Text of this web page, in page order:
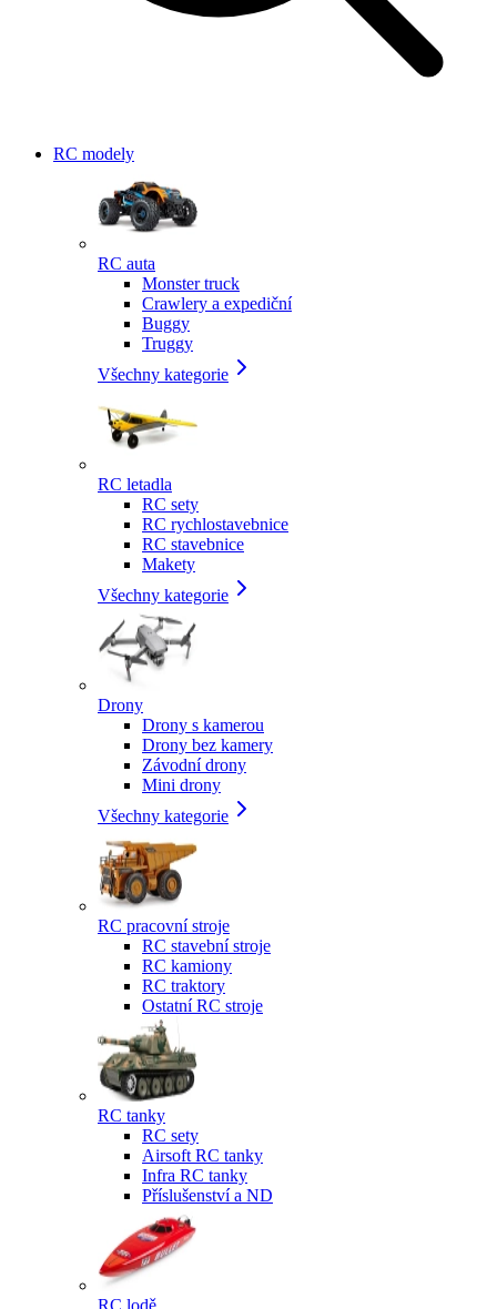
RC modely
RC auta
Monster truck
Crawlery a expediční
Buggy
Truggy
Všechny kategorie
RC letadla
RC sety
RC rychlostavebnice
RC stavebnice
Makety
Všechny kategorie
Drony
Drony s kamerou
Drony bez kamery
Závodní drony
Mini drony
Všechny kategorie
RC pracovní stroje
RC stavební stroje
RC kamiony
RC traktory
Ostatní RC stroje
RC tanky
RC sety
Airsoft RC tanky
Infra RC tanky
Příslušenství a ND
RC lodě